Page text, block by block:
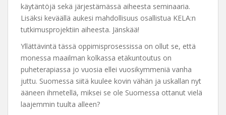
käytäntöjä sekä järjestämässä aiheesta seminaaria.
Lisäksi keväällä aukesi mahdollisuus osallistua KELA:n
tutkimusprojektiin aiheesta. Jänskää!
Yllättävintä tässä oppimisprosessissa on ollut se, että
monessa maailman kolkassa etäkuntoutus on
puheterapiassa jo vuosia ellei vuosikymmeniä vanha
juttu. Suomessa siitä kuulee kovin vähän ja uskallan nyt
ääneen ihmetellä, miksei se ole Suomessa ottanut vielä
laajemmin tuulta alleen?